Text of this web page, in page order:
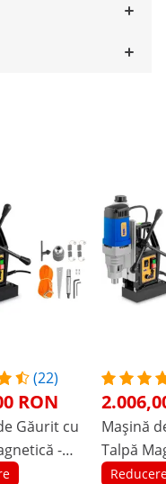
(22)
RON
Găurit cu
-
- 600
Mașină
Talpă
1300